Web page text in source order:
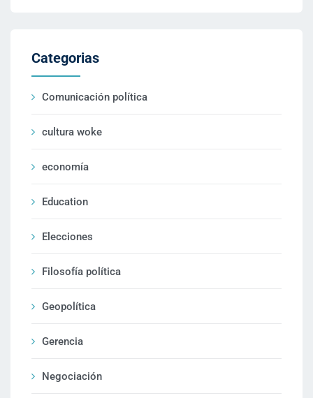
Categorias
Comunicación política
cultura woke
economía
Education
Elecciones
Filosofía política
Geopolítica
Gerencia
Negociación